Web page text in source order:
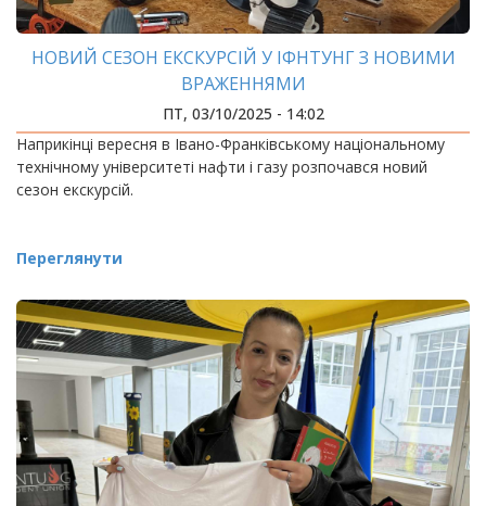
НОВИЙ СЕЗОН ЕКСКУРСІЙ У ІФНТУНГ З НОВИМИ
ВРАЖЕННЯМИ
ПТ, 03/10/2025 - 14:02
Наприкінці вересня в Івано-Франківському національному
технічному університеті нафти і газу розпочався новий
сезон екскурсій.
Переглянути